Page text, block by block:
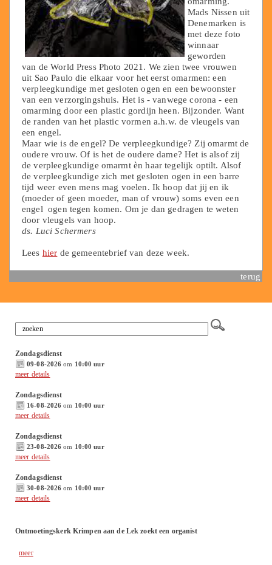
Mads Nissen uit
Denemarken is
met deze foto
winnaar
geworden
van de World Press Photo 2021. We zien twee vrouwen
uit Sao Paulo die elkaar voor het eerst omarmen: een
verpleegkundige met gesloten ogen en een bewoonster
van een verzorgingshuis. Het is - vanwege corona - een
omarming door een plastic gordijn heen. Bijzonder. Want
de randen van het plastic vormen a.h.w. de vleugels van
een engel.
Maar wie is de engel? De verpleegkundige? Zij omarmt de
oudere vrouw. Of is het de oudere dame? Het is alsof zij
de verpleegkundige omarmt èn haar tegelijk optilt. Alsof
de verpleegkundige zich met gesloten ogen in een barre
tijd weer even mens mag voelen. Ik hoop dat jij en ik
(moeder of geen moeder, man of vrouw) soms even een
engel ogen tegen komen. Om je dan gedragen te weten
door vleugels van hoop.
ds. Luci Schermers
Lees hier de gemeentebrief van deze week.
terug
Zondagsdienst
09-08-2026 om 10:00 uur
meer details
Zondagsdienst
16-08-2026 om 10:00 uur
meer details
Zondagsdienst
23-08-2026 om 10:00 uur
meer details
Zondagsdienst
30-08-2026 om 10:00 uur
meer details
Ontmoetingskerk Krimpen aan de Lek zoekt een organist
meer